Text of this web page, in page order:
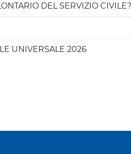
DEL SERVIZIO CIVILE?
UNIVERSALE 2026